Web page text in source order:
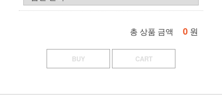
총 상품 금액 0 원
BUY CART